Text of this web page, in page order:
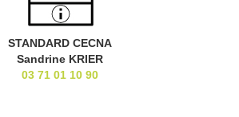
STANDARD CECNA
Sandrine KRIER
03 71 01 10 90